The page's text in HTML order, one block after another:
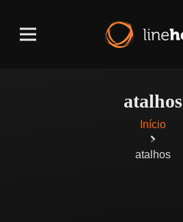
atalhos
Início
atalhos